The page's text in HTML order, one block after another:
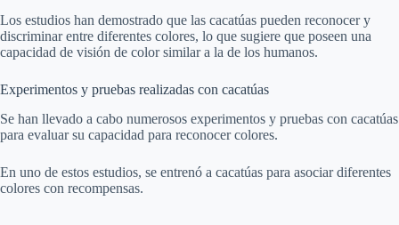
Los estudios han demostrado que las cacatúas pueden reconocer y
discriminar entre diferentes colores, lo que sugiere que poseen una
capacidad de visión de color similar a la de los humanos.
Experimentos y pruebas realizadas con cacatúas
Se han llevado a cabo numerosos experimentos y pruebas con cacatúas
para evaluar su capacidad para reconocer colores.
En uno de estos estudios, se entrenó a cacatúas para asociar diferentes
colores con recompensas.